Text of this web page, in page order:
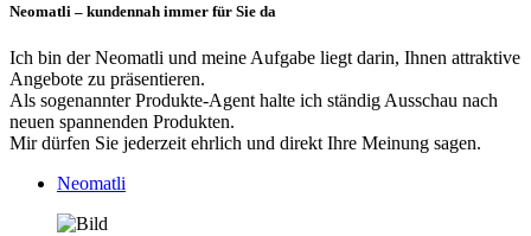
Neomatli – kundennah immer für Sie da
Ich bin der Neomatli und meine Aufgabe liegt darin, Ihnen attraktive
Angebote zu präsentieren.
Als sogenannter Produkte-Agent halte ich ständig Ausschau nach
neuen spannenden Produkten.
Mir dürfen Sie jederzeit ehrlich und direkt Ihre Meinung sagen.
Neomatli